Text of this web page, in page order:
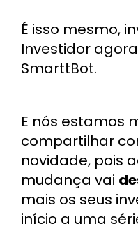
É isso mesmo,
Investidor
SmarttBot.
E nós estamos
compartilhar
novidade, pois
mudança vai
mais os seus
início a uma